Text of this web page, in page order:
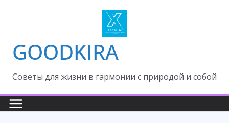
GOODKIRA
Cоветы для жизни в гармонии с природой и собой